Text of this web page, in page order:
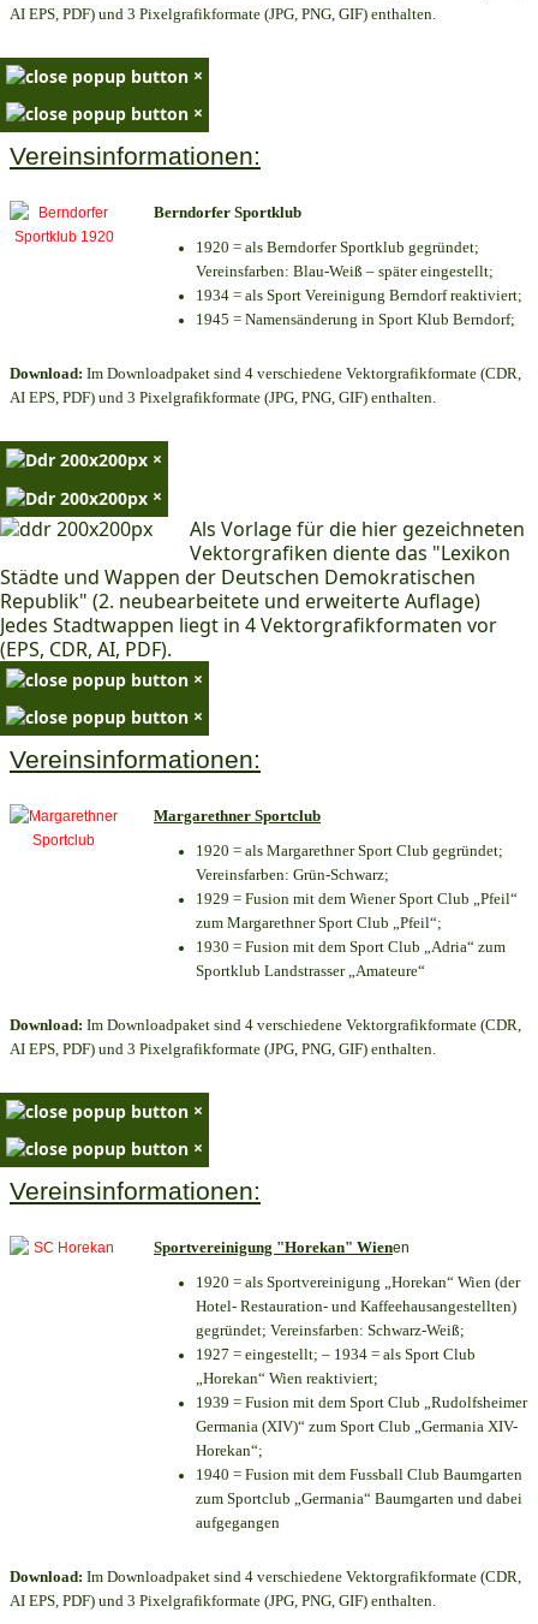
AI EPS, PDF) und 3 Pixelgrafikformate (JPG, PNG, GIF) enthalten.
×
×
Vereinsinformationen:
Berndorfer Sportklub
1920 = als Berndorfer Sportklub gegründet;
Vereinsfarben: Blau-Weiß – später eingestellt;
1934 = als Sport Vereinigung Berndorf reaktiviert;
1945 = Namensänderung in Sport Klub Berndorf;
Download: Im Downloadpaket sind 4 verschiedene Vektorgrafikformate (CDR,
AI EPS, PDF) und 3 Pixelgrafikformate (JPG, PNG, GIF) enthalten.
×
×
Als Vorlage für die hier gezeichneten
Vektorgrafiken diente das "Lexikon
Städte und Wappen der Deutschen Demokratischen
Republik" (2. neubearbeitete und erweiterte Auflage)
Jedes Stadtwappen liegt in 4 Vektorgrafikformaten vor
(EPS, CDR, AI, PDF).
×
×
Vereinsinformationen:
Margarethner Sportclub
1920 = als Margarethner Sport Club gegründet;
Vereinsfarben: Grün-Schwarz;
1929 = Fusion mit dem Wiener Sport Club „Pfeil“
zum Margarethner Sport Club „Pfeil“;
1930 = Fusion mit dem Sport Club „Adria“ zum
Sportklub Landstrasser „Amateure“
Download: Im Downloadpaket sind 4 verschiedene Vektorgrafikformate (CDR,
AI EPS, PDF) und 3 Pixelgrafikformate (JPG, PNG, GIF) enthalten.
×
×
Vereinsinformationen:
Sportvereinigung "Horekan" Wienen
1920 = als Sportvereinigung „Horekan“ Wien (der
Hotel- Restauration- und Kaffeehausangestellten)
gegründet; Vereinsfarben: Schwarz-Weiß;
1927 = eingestellt; – 1934 = als Sport Club
„Horekan“ Wien reaktiviert;
1939 = Fusion mit dem Sport Club „Rudolfsheimer
Germania (XIV)“ zum Sport Club „Germania XIV-
Horekan“;
1940 = Fusion mit dem Fussball Club Baumgarten
zum Sportclub „Germania“ Baumgarten und dabei
aufgegangen
Download: Im Downloadpaket sind 4 verschiedene Vektorgrafikformate (CDR,
AI EPS, PDF) und 3 Pixelgrafikformate (JPG, PNG, GIF) enthalten.